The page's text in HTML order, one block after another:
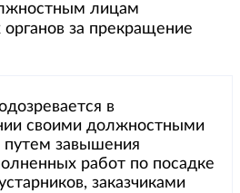
лицам
за прекращение
в
своими должностными
завышения
работ по посадке
заказчиками